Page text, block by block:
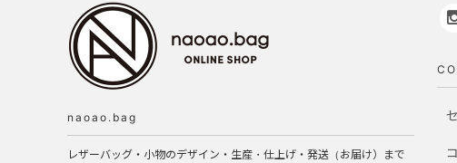
naoao.bag
レザーバッグ・小物のデザイン・生産・仕上げ・発送（お届け）まで